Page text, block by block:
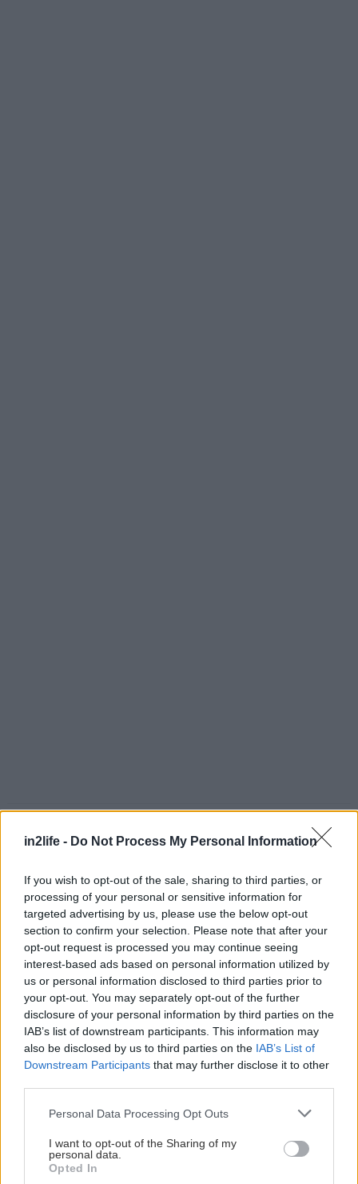
in2life - Do Not Process My Personal Information
If you wish to opt-out of the sale, sharing to third parties, or
processing of your personal or sensitive information for
targeted advertising by us, please use the below opt-out
section to confirm your selection. Please note that after your
opt-out request is processed you may continue seeing
interest-based ads based on personal information utilized by
us or personal information disclosed to third parties prior to
your opt-out. You may separately opt-out of the further
disclosure of your personal information by third parties on the
IAB’s list of downstream participants. This information may
also be disclosed by us to third parties on the IAB’s List of
Downstream Participants that may further disclose it to other
Please note that this website/app uses one or more Google
not limited to your visit or usage behaviour. You may click to
grant or deny consent to Google and its third-party tags to
use your data for below specified purposes in below Google
Personal Data Processing Opt Outs
I want to opt-out of the Sharing of my
personal data.
Opted In
Θοδωρής Διάκος
Είμαι ο Θοδωρής, έχω σπουδάσει ανθρωπολογία, είμαι
μου έκθεση, θα με βρεις να τρέχω επιτραπέζια παιχνίδια
ρόλων, να τεστάρω συνταγές και να μαζεύω παλιά περιοδικά
για τα κολλάζ μου. Μου αρέσει να γράφω για την
επικοινωνία και τα μοτίβα που μπορεί να πάρει ανάμεσα σε